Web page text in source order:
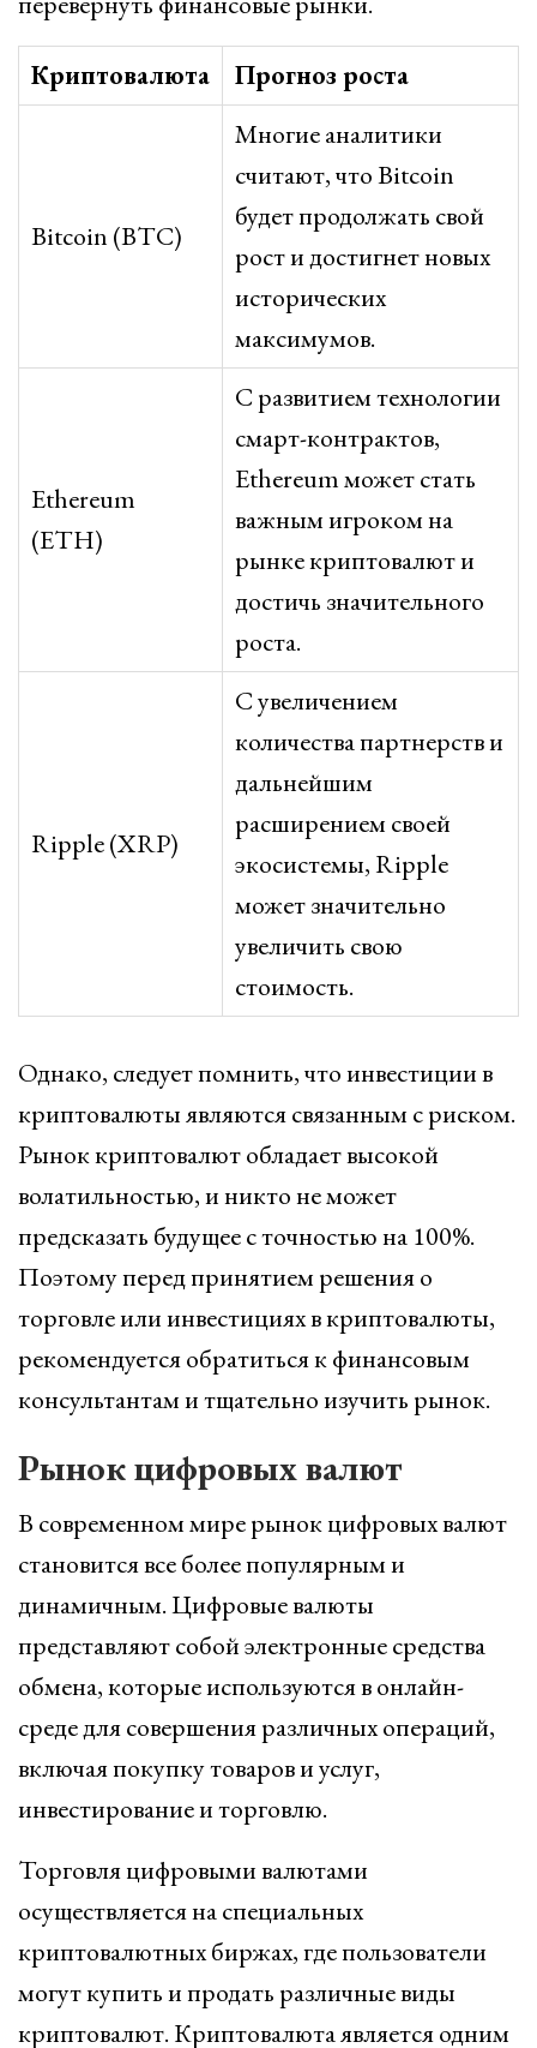
Криптовалюта Прогноз роста
Bitcoin (BTC)
Многие аналитики
считают, что Bitcoin
будет продолжать свой
рост и достигнет новых
исторических
максимумов.
Ethereum
(ETH)
С развитием технологии
смарт-контрактов,
Ethereum может стать
важным игроком на
рынке криптовалют и
достичь значительного
роста.
Ripple (XRP)
С увеличением
количества партнерств и
дальнейшим
расширением своей
экосистемы, Ripple
может значительно
увеличить свою
стоимость.
Однако, следует помнить, что инвестиции в
криптовалюты являются связанным с риском.
Рынок криптовалют обладает высокой
волатильностью, и никто не может
предсказать будущее с точностью на 100%.
Поэтому перед принятием решения о
торговле или инвестициях в криптовалюты,
рекомендуется обратиться к финансовым
консультантам и тщательно изучить рынок.
Рынок цифровых валют
В современном мире рынок цифровых валют
становится все более популярным и
динамичным. Цифровые валюты
представляют собой электронные средства
обмена, которые используются в онлайн-
среде для совершения различных операций,
включая покупку товаров и услуг,
инвестирование и торговлю.
Торговля цифровыми валютами
осуществляется на специальных
криптовалютных биржах, где пользователи
могут купить и продать различные виды
криптовалют. Криптовалюта является одним